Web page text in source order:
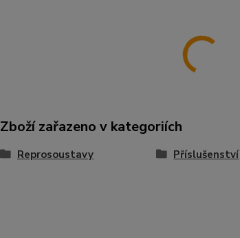
Zboží zařazeno v kategoriích
Reprosoustavy Příslušenství